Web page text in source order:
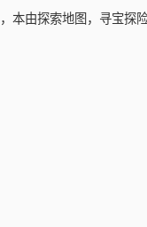
本由探索地图，寻宝探